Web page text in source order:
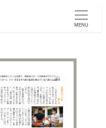
MENU